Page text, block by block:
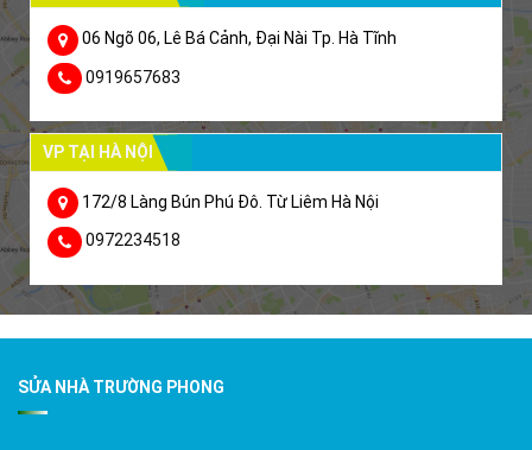
06 Ngõ 06, Lê Bá Cảnh, Đại Nài Tp. Hà Tĩnh
0919657683
VP TẠI HÀ NỘI
172/8 Làng Bún Phú Đô. Từ Liêm Hà Nội
0972234518
SỬA NHÀ TRƯỜNG PHONG